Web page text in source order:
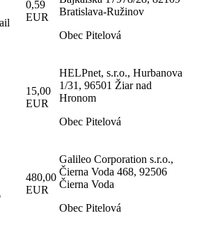
0,59
EUR
Bratislava-Ružinov
Obec Pitelová
15,00
EUR
HELPnet, s.r.o., Hurbanova
1/31, 96501 Žiar nad
Hronom
Obec Pitelová
480,00
EUR
Galileo Corporation s.r.o.,
Čierna Voda 468, 92506
Čierna Voda
Obec Pitelová